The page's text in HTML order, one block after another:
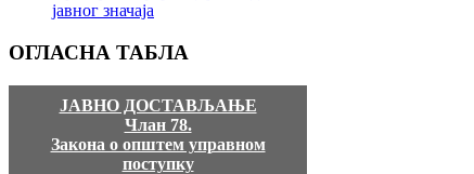
јавног значаја
ОГЛАСНА ТАБЛА
ЈАВНО ДОСТАВЉАЊЕ
Члан 78.
Закона о општем управном
поступку